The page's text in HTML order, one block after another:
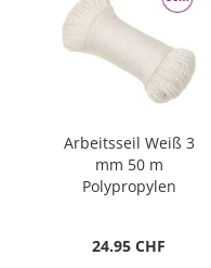
Arbeitsseil Weiß 3
mm 50 m
Polypropylen
24.95 CHF